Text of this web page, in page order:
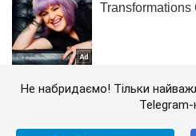
Не набридаємо! Тільки
Telegram-